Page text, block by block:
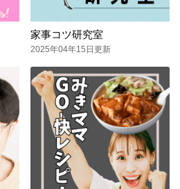
家事コツ研究室
2025年04年15日更新